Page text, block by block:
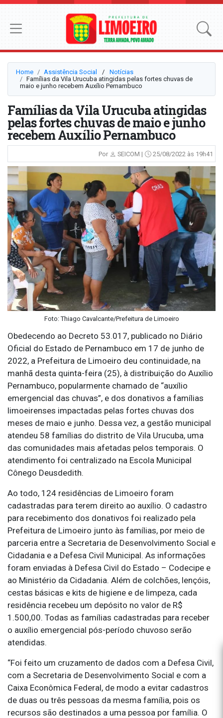
Home Assistência Social ⠀/⠀ Notícias
Famílias da Vila Urucuba atingidas pelas fortes chuvas de
maio e junho recebem Auxílio Pernambuco
Famílias da Vila Urucuba atingidas
pelas fortes chuvas de maio e junho
recebem Auxílio Pernambuco
Por SEICOM | 25/08/2022 às 19h41
Foto: Thiago Cavalcante/Prefeitura de Limoeiro
Obedecendo ao Decreto 53.017, publicado no Diário
Oficial do Estado de Pernambuco em 17 de junho de
2022, a Prefeitura de Limoeiro deu continuidade, na
manhã desta quinta-feira (25), à distribuição do Auxílio
Pernambuco, popularmente chamado de “auxílio
emergencial das chuvas”, e dos donativos a famílias
limoeirenses impactadas pelas fortes chuvas dos
meses de maio e junho. Dessa vez, a gestão municipal
atendeu 58 famílias do distrito de Vila Urucuba, uma
das comunidades mais afetadas pelos temporais. O
atendimento foi centralizado na Escola Municipal
Cônego Deusdedith.
Ao todo, 124 residências de Limoeiro foram
cadastradas para terem direito ao auxílio. O cadastro
para recebimento dos donativos foi realizado pela
Prefeitura de Limoeiro junto às famílias, por meio de
parceria entre a Secretaria de Desenvolvimento Social e
Cidadania e a Defesa Civil Municipal. As informações
foram enviadas à Defesa Civil do Estado – Codecipe e
ao Ministério da Cidadania. Além de colchões, lençóis,
cestas básicas e kits de higiene e de limpeza, cada
residência recebeu um depósito no valor de R$
1.500,00. Todas as famílias cadastradas para receber
o auxílio emergencial pós-período chuvoso serão
atendidas.
“Foi feito um cruzamento de dados com a Defesa Civil,
com a Secretaria de Desenvolvimento Social e com a
Caixa Econômica Federal, de modo a evitar cadastros
de duas ou três pessoas da mesma família, pois os
recursos são destinados a uma pessoa por família. O